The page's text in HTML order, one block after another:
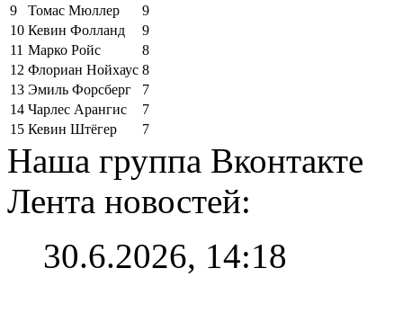
9
Томас Мюллер
9
10 Кевин Фолланд
9
11 Марко Ройс
8
12 Флориан Нойхаус 8
13 Эмиль Форсберг
7
14 Чарлес Арангис
7
15 Кевин Штёгер 7
Наша группа Вконтакте
Лента новостей:
30.6.2026, 14:18